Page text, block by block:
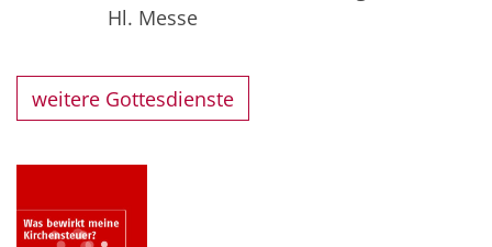
Hl. Messe
weitere Gottesdienste